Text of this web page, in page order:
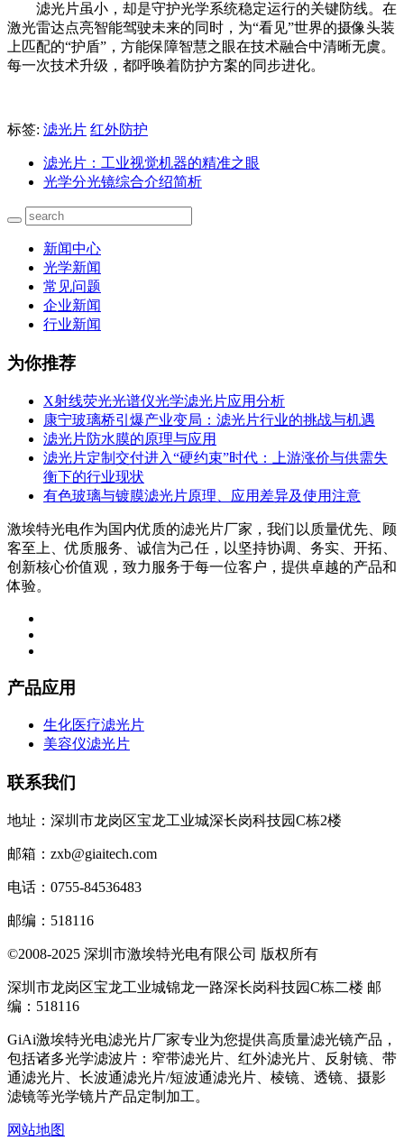
滤光片虽小，却是守护光学系统稳定运行的关键防线。在
激光雷达点亮智能驾驶未来的同时，为“看见”世界的摄像头装
上匹配的“护盾”，方能保障智慧之眼在技术融合中清晰无虞。
每一次技术升级，都呼唤着防护方案的同步进化。
标签: 滤光片 红外防护
滤光片：工业视觉机器的精准之眼
光学分光镜综合介绍简析
新闻中心
光学新闻
常见问题
企业新闻
行业新闻
为你推荐
X射线荧光光谱仪光学滤光片应用分析
康宁玻璃桥引爆产业变局：滤光片行业的挑战与机遇
滤光片防水膜的原理与应用
滤光片定制交付进入“硬约束”时代：上游涨价与供需失
衡下的行业现状
有色玻璃与镀膜滤光片原理、应用差异及使用注意
激埃特光电作为国内优质的滤光片厂家，我们以质量优先、顾
客至上、优质服务、诚信为己任，以坚持协调、务实、开拓、
创新核心价值观，致力服务于每一位客户，提供卓越的产品和
体验。
产品应用
生化医疗滤光片
美容仪滤光片
联系我们
地址：深圳市龙岗区宝龙工业城深长岗科技园C栋2楼
邮箱：zxb@giaitech.com
电话：0755-84536483
邮编：518116
©2008-2025 深圳市激埃特光电有限公司 版权所有
深圳市龙岗区宝龙工业城锦龙一路深长岗科技园C栋二楼 邮
编：518116
GiAi激埃特光电滤光片厂家专业为您提供高质量滤光镜产品，
包括诸多光学滤波片：窄带滤光片、红外滤光片、反射镜、带
通滤光片、长波通滤光片/短波通滤光片、棱镜、透镜、摄影
滤镜等光学镜片产品定制加工。
网站地图